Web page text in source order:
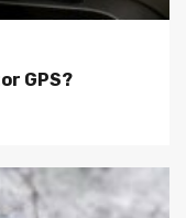
GPS?